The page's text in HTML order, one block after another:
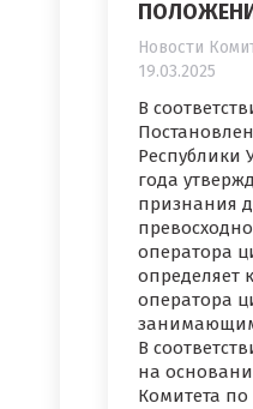
Новости
19.03.2025
В
Республики
года
признания
оператора
определяет
оператора
В
на
Комитета